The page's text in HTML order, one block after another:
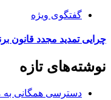
گفتگوی ویژه
چرایی تمدید مجدد قانون
نوشته‌های تازه
دسترسی همگانی به